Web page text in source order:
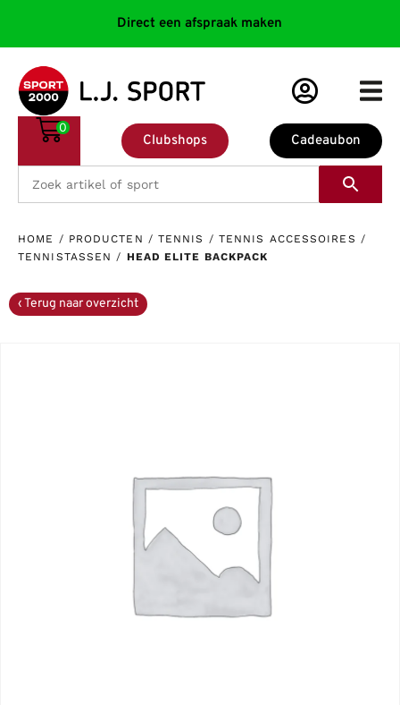
Direct een afspraak maken
Cadeaubon
Clubshops
0
HOME / PRODUCTEN / TENNIS / TENNIS ACCESSOIRES /
TENNISTASSEN / HEAD ELITE BACKPACK